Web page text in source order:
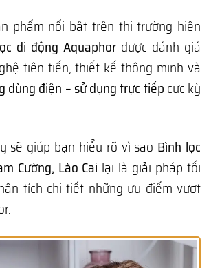
phẩm nổi bật trên thị trường hiện
di động Aquaphor được đánh giá
tiên tiến, thiết kế thông minh và
dùng điện – sử dụng trực tiếp cực kỳ
sẽ giúp bạn hiểu rõ vì sao Bình lọc
Cường, Lào Cai lại là giải pháp tối
tích chi tiết những ưu điểm vượt